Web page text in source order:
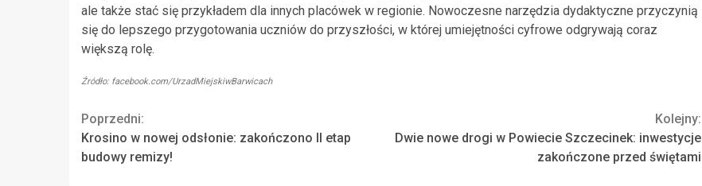
ale także stać się przykładem dla innych placówek w regionie. Nowoczesne narzędzia dydaktyczne przyczynią
się do lepszego przygotowania uczniów do przyszłości, w której umiejętności cyfrowe odgrywają coraz
większą rolę.
Źródło: facebook.com/UrzadMiejskiwBarwicach
Continue
Reading
Poprzedni:
Krosino w nowej odsłonie: zakończono II etap
budowy remizy!
Kolejny:
Dwie nowe drogi w Powiecie Szczecinek: inwestycje
zakończone przed świętami